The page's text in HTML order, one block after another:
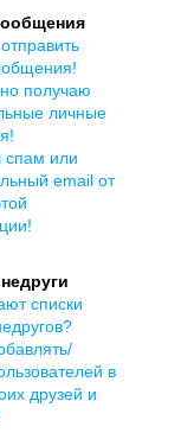
получаю
личные
спам или
email от
списки
в
друзей и